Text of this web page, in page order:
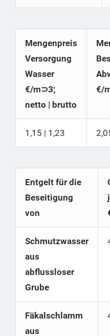
Mengenpreis
Versorgung
Wasser
€/m⊃3;
netto | brutto
€/
1,15 | 1,23
Entgelt für die
Beseitigung
von
Schmutzwasser
aus
abflussloser
Grube
Fäkalschlamm
aus